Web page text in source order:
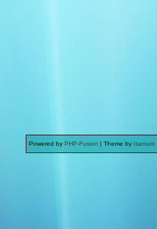
Powered by PHP-Fusion | Theme by Itanium